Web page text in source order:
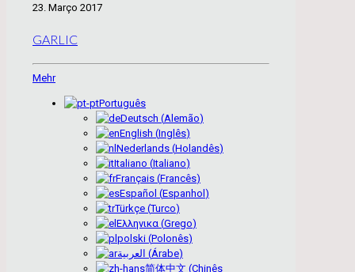
23. Março 2017
GARLIC
Mehr
Português
Deutsch (Alemão)
English (Inglês)
Nederlands (Holandês)
Italiano (Italiano)
Français (Francês)
Español (Espanhol)
Türkçe (Turco)
Ελληνικα (Grego)
polski (Polonês)
العربية (Árabe)
简体中文 (Chinês